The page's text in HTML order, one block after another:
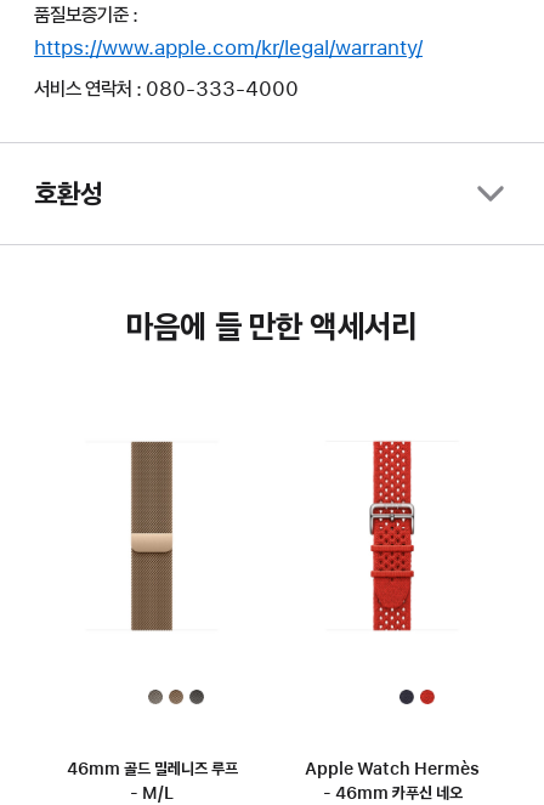
품질보증기준 :
https://www.apple.com/kr/legal/warranty/
서비스 연락처 : 080-333-4000
호환성
마음에 들 만한 액세서리
46mm 골드 밀레니즈 루프
- M/L
Apple Watch Hermès
- 46mm 카푸신 네오